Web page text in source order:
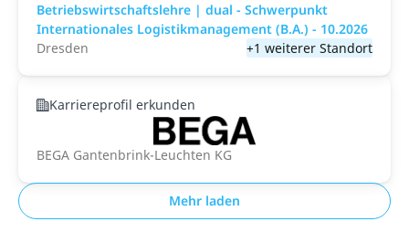
Betriebswirtschaftslehre | dual - Schwerpunkt
Internationales Logistikmanagement (B.A.) - 10.2026
Dresden
+1 weiterer Standort
Karriereprofil erkunden
BEGA Gantenbrink-Leuchten KG
Mehr laden